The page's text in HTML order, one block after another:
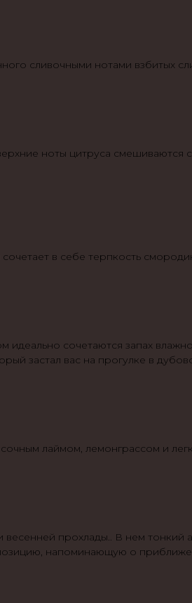
сливочными нотами взбитых
ноты цитруса
в себе терпкость
сочетаются запах
застал вас на прогулке в
лаймом, лемонграссом и
прохлады.. В нем тонкий
напоминающую о